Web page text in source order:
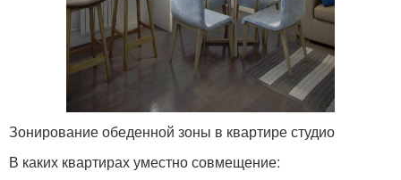
Зонирование обеденной зоны в квартире студио
В каких квартирах уместно совмещение: